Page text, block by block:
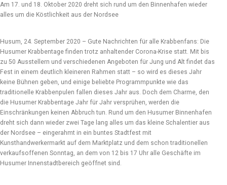
Am 17. und 18. Oktober 2020 dreht sich rund um den Binnenhafen wieder
alles um die Köstlichkeit aus der Nordsee
Husum, 24. September 2020 – Gute Nachrichten für alle Krabbenfans: Die
Husumer Krabbentage finden trotz anhaltender Corona-Krise statt. Mit bis
zu 50 Ausstellern und verschiedenen Angeboten für Jung und Alt findet das
Fest in einem deutlich kleineren Rahmen statt – so wird es dieses Jahr
keine Bühnen geben, und einige beliebte Programmpunkte wie das
traditionelle Krabbenpulen fallen dieses Jahr aus. Doch dem Charme, den
die Husumer Krabbentage Jahr für Jahr versprühen, werden die
Einschränkungen keinen Abbruch tun. Rund um den Husumer Binnenhafen
dreht sich dann wieder zwei Tage lang alles um das kleine Schalentier aus
der Nordsee – eingerahmt in ein buntes Stadtfest mit
Kunsthandwerkermarkt auf dem Marktplatz und dem schon traditionellen
verkaufsoffenen Sonntag, an dem von 12 bis 17 Uhr alle Geschäfte im
Husumer Innenstadtbereich geöffnet sind.